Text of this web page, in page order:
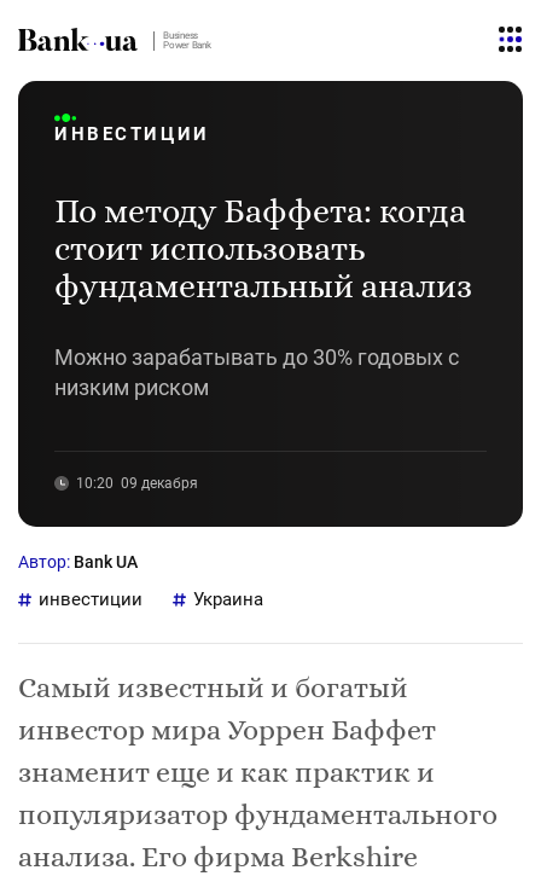
Business
Power Bank
ИНВЕСТИЦИИ
По методу Баффета: когда
стоит использовать
фундаментальный анализ
Можно зарабатывать до 30% годовых с
низким риском
10:20 09 декабря
Автор: Bank UA
инвестиции Украина
Самый известный и богатый
инвестор мира Уоррен Баффет
знаменит еще и как практик и
популяризатор фундаментального
анализа. Его фирма Berkshire